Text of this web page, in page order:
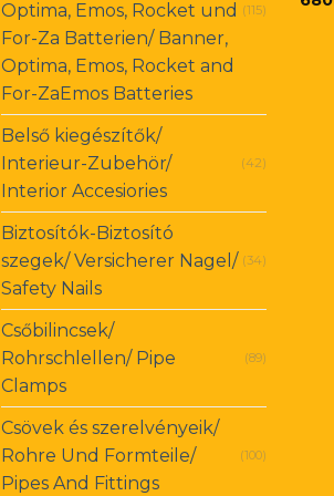
Optima, Emos, Rocket und
For-Za Batterien/ Banner,
Optima, Emos, Rocket and
For-ZaEmos Batteries
(115)
Belső kiegészítők/
Interieur-Zubehör/
Interior Accesiories
(42)
Biztosítók-Biztosító
szegek/ Versicherer Nagel/
Safety Nails
(34)
Csőbilincsek/
Rohrschlellen/ Pipe
Clamps
(89)
Csövek és szerelvényeik/
Rohre Und Formteile/
Pipes And Fittings
(100)